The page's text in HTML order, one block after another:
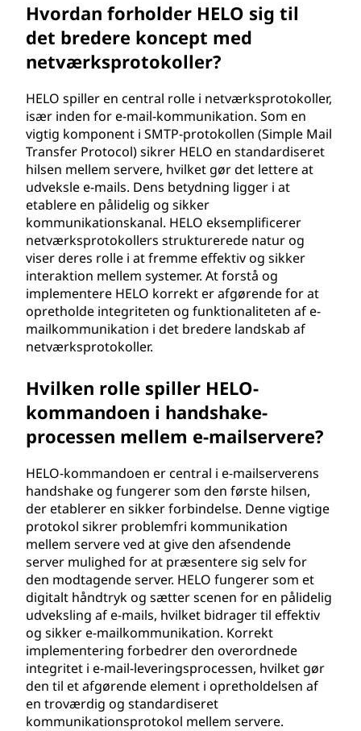
Hvordan forholder HELO sig til
det bredere koncept med
netværksprotokoller?
HELO spiller en central rolle i netværksprotokoller,
især inden for e-mail-kommunikation. Som en
vigtig komponent i SMTP-protokollen (Simple Mail
Transfer Protocol) sikrer HELO en standardiseret
hilsen mellem servere, hvilket gør det lettere at
udveksle e-mails. Dens betydning ligger i at
etablere en pålidelig og sikker
kommunikationskanal. HELO eksemplificerer
netværksprotokollers strukturerede natur og
viser deres rolle i at fremme effektiv og sikker
interaktion mellem systemer. At forstå og
implementere HELO korrekt er afgørende for at
opretholde integriteten og funktionaliteten af e-
mailkommunikation i det bredere landskab af
netværksprotokoller.
Hvilken rolle spiller HELO-
kommandoen i handshake-
processen mellem e-mailservere?
HELO-kommandoen er central i e-mailserverens
handshake og fungerer som den første hilsen,
der etablerer en sikker forbindelse. Denne vigtige
protokol sikrer problemfri kommunikation
mellem servere ved at give den afsendende
server mulighed for at præsentere sig selv for
den modtagende server. HELO fungerer som et
digitalt håndtryk og sætter scenen for en pålidelig
udveksling af e-mails, hvilket bidrager til effektiv
og sikker e-mailkommunikation. Korrekt
implementering forbedrer den overordnede
integritet i e-mail-leveringsprocessen, hvilket gør
den til et afgørende element i opretholdelsen af
en troværdig og standardiseret
kommunikationsprotokol mellem servere.